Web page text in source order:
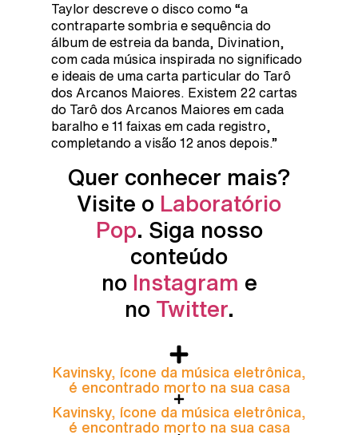
Taylor descreve o disco como “a
contraparte sombria e sequência do
álbum de estreia da banda, Divination,
com cada música inspirada no significado
e ideais de uma carta particular do Tarô
dos Arcanos Maiores. Existem 22 cartas
do Tarô dos Arcanos Maiores em cada
baralho e 11 faixas em cada registro,
completando a visão 12 anos depois.”
Quer conhecer mais?
Visite o Laboratório
Pop. Siga nosso
conteúdo
no Instagram e
no Twitter.
Kavinsky, ícone da música eletrônica,
é encontrado morto na sua casa
Kavinsky, ícone da música eletrônica,
é encontrado morto na sua casa